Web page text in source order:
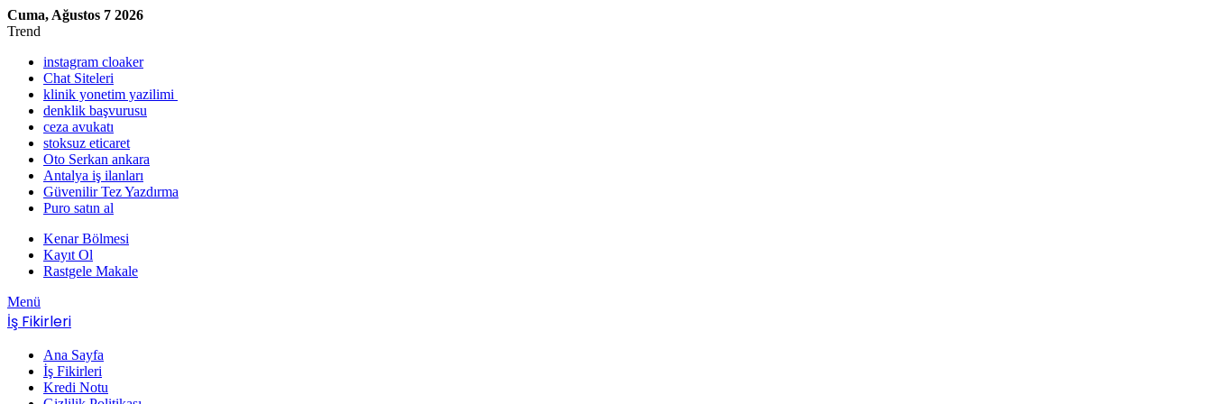
Cuma, Ağustos 7 2026
Trend
instagram cloaker
Chat Siteleri
klinik yonetim yazilimi
denklik başvurusu
ceza avukatı
stoksuz eticaret
Oto Serkan ankara
Antalya iş ilanları
Güvenilir Tez Yazdırma
Puro satın al
Kenar Bölmesi
Kayıt Ol
Rastgele Makale
Menü
İş Fikirleri
Ana Sayfa
İş Fikirleri
Kredi Notu